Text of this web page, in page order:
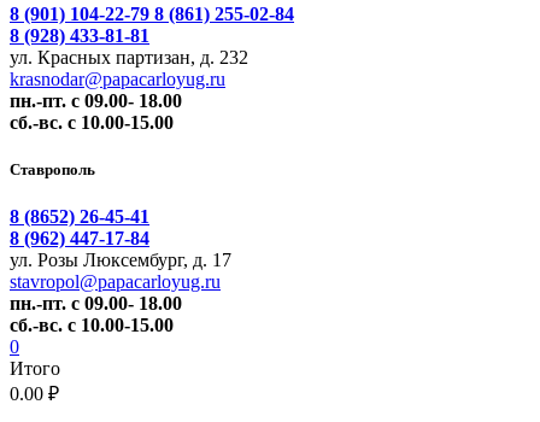
8 (901) 104-22-79 8 (861) 255-02-84
8 (928) 433-81-81
ул. Красных партизан, д. 232
krasnodar@papacarloyug.ru
пн.-пт. с 09.00- 18.00
сб.-вс. с 10.00-15.00
Ставрополь
8 (8652) 26-45-41
8 (962) 447-17-84
ул. Розы Люксембург, д. 17
stavropol@papacarloyug.ru
пн.-пт. с 09.00- 18.00
сб.-вс. с 10.00-15.00
0
Итого
0.00 ₽